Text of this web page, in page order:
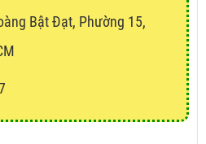
Bật Đạt, Phường 15,